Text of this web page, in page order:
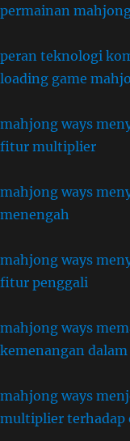
permainan
peran teknologi
loading game
mahjong ways
fitur multiplier
mahjong ways
menengah
mahjong ways
fitur penggali
mahjong ways
kemenangan
mahjong ways
multiplier terhadap